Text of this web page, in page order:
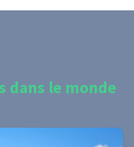
dans le monde